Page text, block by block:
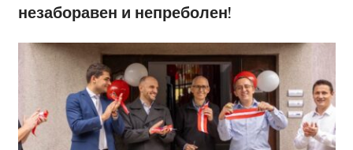
незаборавен и непреболен!